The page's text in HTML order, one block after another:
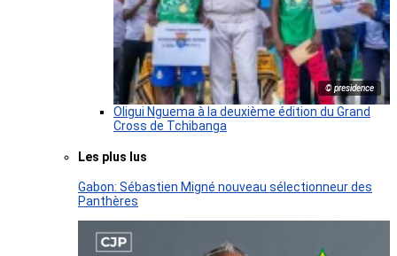
© presidence
Oligui Nguema à la deuxième édition du Grand
Cross de Tchibanga
Les plus lus
Gabon: Sébastien Migné nouveau sélectionneur des
Panthères